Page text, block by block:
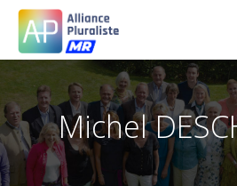
Michel